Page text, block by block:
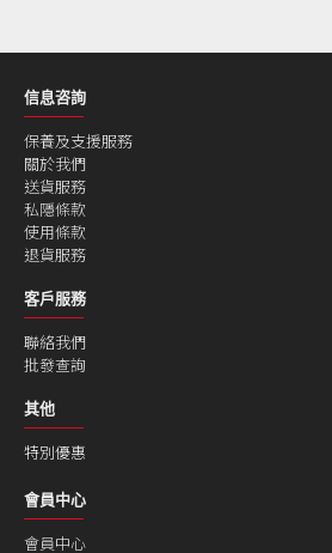
信息咨詢
保養及支援服務
關於我們
送貨服務
私隱條款
使用條款
退貨服務
客戶服務
聯絡我們
批發查詢
其他
特別優惠
會員中心
會員中心